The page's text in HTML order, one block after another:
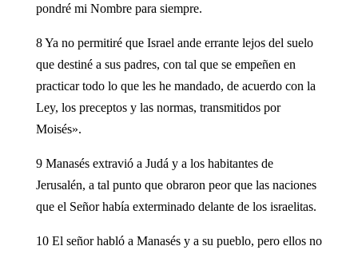
pondré mi Nombre para siempre.
8 Ya no permitiré que Israel ande errante lejos del suelo
que destiné a sus padres, con tal que se empeñen en
practicar todo lo que les he mandado, de acuerdo con la
Ley, los preceptos y las normas, transmitidos por
Moisés».
9 Manasés extravió a Judá y a los habitantes de
Jerusalén, a tal punto que obraron peor que las naciones
que el Señor había exterminado delante de los israelitas.
10 El señor habló a Manasés y a su pueblo, pero ellos no